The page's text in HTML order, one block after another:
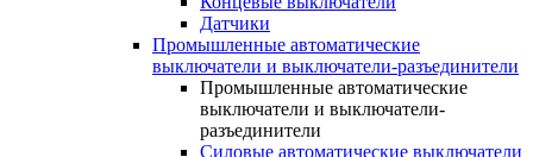
Датчики
Промышленные автоматические
выключатели и выключатели-разъединители
Промышленные автоматические
выключатели и выключатели-
разъединители
Силовые автоматические выключатели